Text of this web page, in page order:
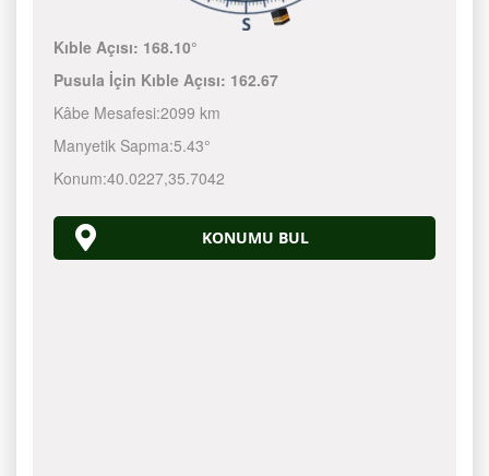
Kıble Açısı: 168.10°
Pusula İçin Kıble Açısı: 162.67
Kâbe Mesafesi:2099 km
Manyetik Sapma:5.43°
Konum:40.0227,35.7042
KONUMU BUL